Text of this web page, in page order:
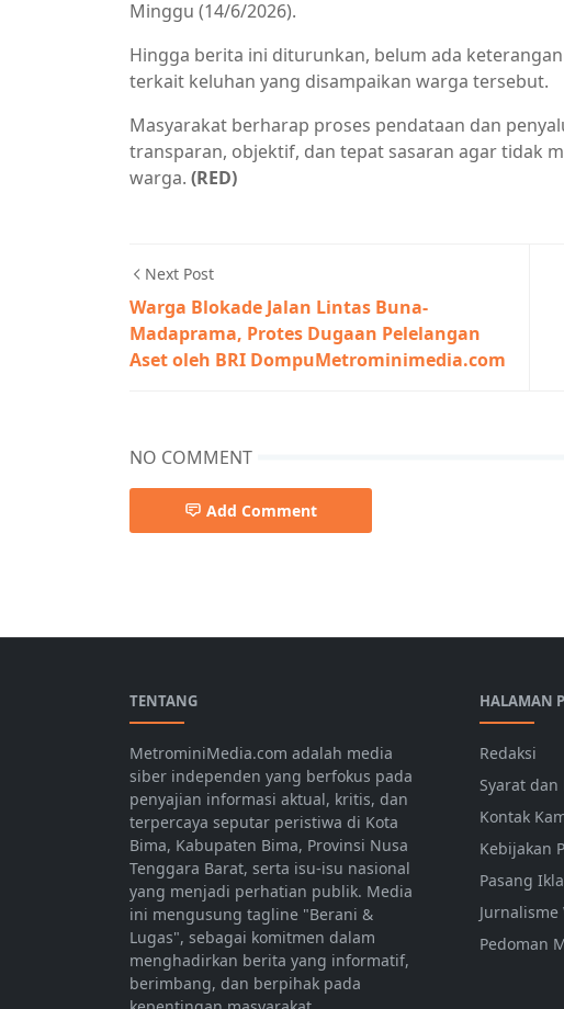
Minggu (14/6/2026).
Hingga berita ini diturunkan, belum ada
terkait keluhan yang disampaikan warga tersebut.
Masyarakat berharap proses pendataan dan
transparan, objektif, dan tepat sasaran agar tidak
warga. (RED)
Next Post
Warga Blokade Jalan Lintas Buna-
Madaprama, Protes Dugaan Pelelangan
Aset oleh BRI DompuMetrominimedia.com
NO COMMENT
Add Comment
TENTANG
MetrominiMedia.com adalah media
siber independen yang berfokus pada
penyajian informasi aktual, kritis, dan
terpercaya seputar peristiwa di Kota
Bima, Kabupaten Bima, Provinsi Nusa
Tenggara Barat, serta isu-isu nasional
yang menjadi perhatian publik. Media
ini mengusung tagline "Berani &
Lugas", sebagai komitmen dalam
menghadirkan berita yang informatif,
berimbang, dan berpihak pada
HALAMAN
Redaksi
Syarat
Kontak
Kebijakan
Pasang
Jurnalisme
Pedoman